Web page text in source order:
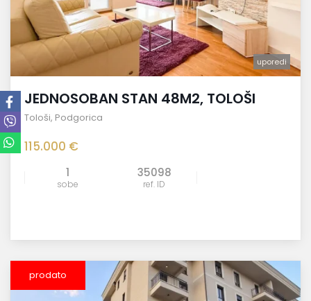
uporedi
JEDNOSOBAN STAN 48M2, TOLOŠI
Tološi, Podgorica
115.000 €
1
sobe
35098
ref. ID
prodato